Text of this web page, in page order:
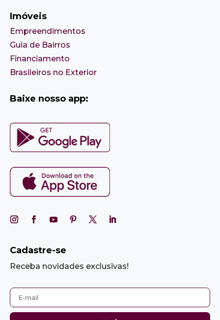
Imóveis
Empreendimentos
Guia de Bairros
Financiamento
Brasileiros no Exterior
Baixe nosso app:
Cadastre-se
Receba novidades exclusivas!